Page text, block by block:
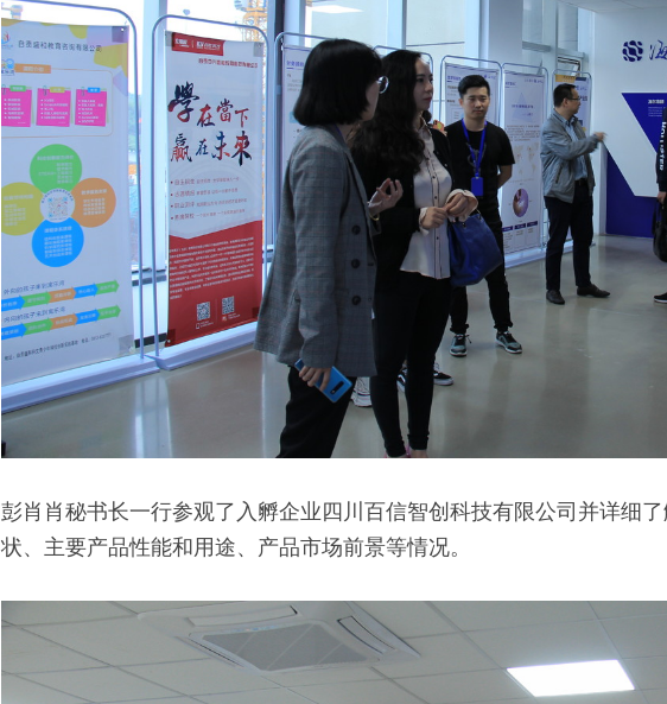
彭肖肖秘书长一行参观了入孵企业四川百信智创科技有限公司并详细
状、主要产品性能和用途、产品市场前景等情况。